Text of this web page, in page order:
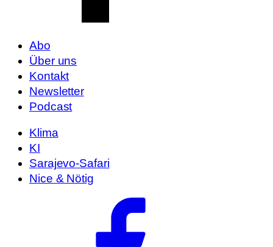
Abo
Über uns
Kontakt
Newsletter
Podcast
Klima
KI
Sarajevo-Safari
Nice & Nötig